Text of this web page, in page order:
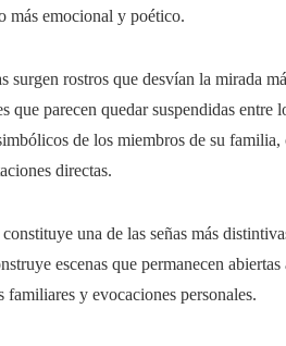
más emocional y poético.
surgen rostros que desvían la mirada
que parecen quedar suspendidas
de los miembros de su
directas.
una de las señas más
escenas que permanecen
familiares y evocaciones personales.